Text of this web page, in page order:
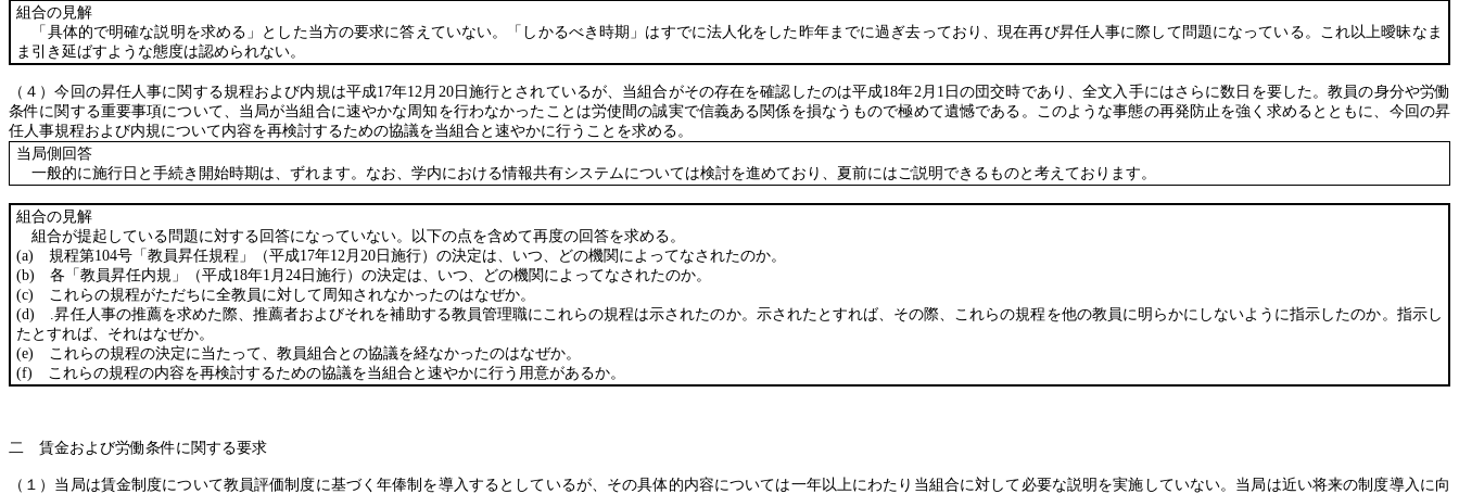
組合の見解
「具体的で明確な説明を求める」とした当方の要求に答えていない。「しかるべき時期」はすでに法人化をした昨年までに過ぎ去っており、現在再び昇任人事に際して問題になっている。これ以上曖昧なま
ま引き延ばすような態度は認められない。
（４）今回の昇任人事に関する規程および内規は平成17年12 月 20日施行とされているが、当組合がその存在を確認したのは平成18年2 月 1 日の団交時であり、全文入手にはさらに数日を要した。教員の身分や労働
条件に関する重要事項について、当局が当組合に速やかな周知を行わなかったことは労使間の誠実で信義ある関係を損なうもので極めて遺憾である。このような事態の再発防止を強く求めるとともに、今回の昇
任人事規程および内規について内容を再検討するための協議を当組合と速やかに行うことを求める。
当局側回答
一般的に施行日と手続き開始時期は、ずれます。なお、学内における情報共有システムについては検討を進めており、夏前にはご説明できるものと考えております。
組合の見解
組合が提起している問題に対する回答になっていない。以下の点を含めて再度の回答を求める。
(a) 規程第104号「教員昇任規程」（平成17年12 月 20日施行）の決定は、いつ、どの機関によってなされたのか。
(b) 各「教員昇任内規」（平成18年1 月 24日施行）の決定は、いつ、どの機関によってなされたのか。
(c) これらの規程がただちに全教員に対して周知されなかったのはなぜか。
(d)
.昇任人事の推薦を求めた際、推薦者およびそれを補助する教員管理職にこれらの規程は示されたのか。示されたとすれば、その際、これらの規程を他の教員に明らかにしないように指示したのか。指示し
たとすれば、それはなぜか。
(e) これらの規程の決定に当たって、教員組合との協議を経なかったのはなぜか。
(f) これらの規程の内容を再検討するための協議を当組合と速やかに行う用意があるか。
二 賃金および労働条件に関する要求
（１）当局は賃金制度について教員評価制度に基づく年俸制を導入するとしているが、その具体的内容については一年以上にわたり当組合に対して必要な説明を実施していない。当局は近い将来の制度導入に向